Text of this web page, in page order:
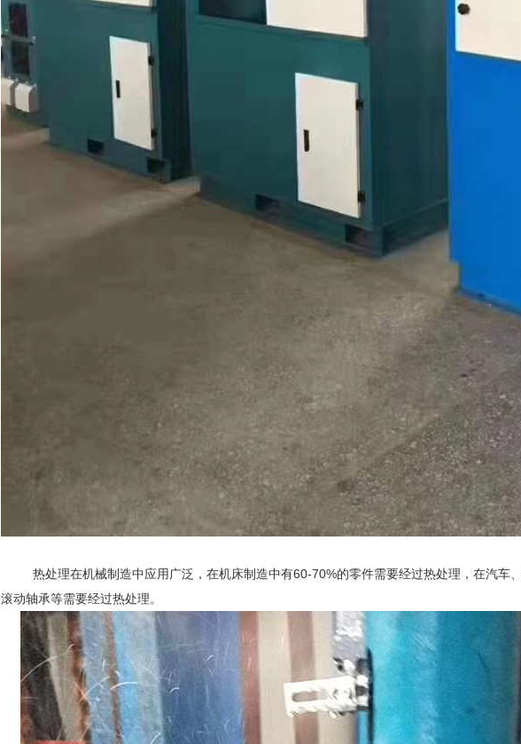
热处理在机械制造中应用广泛，在机床制造中有60-70%的零件需要经过热处理，在汽车、
滚动轴承等需要经过热处理。